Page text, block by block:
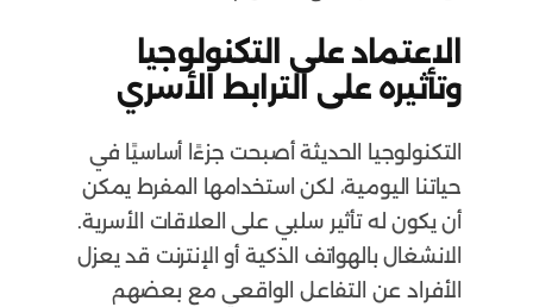
الاعتماد على التكنولوجيا
وتأثيره على الترابط الأسري
التكنولوجيا الحديثة أصبحت جزءًا أساسيًا في
حياتنا اليومية، لكن استخدامها المفرط يمكن
أن يكون له تأثير سلبي على العلاقات الأسرية.
الانشغال بالهواتف الذكية أو الإنترنت قد يعزل
الأفراد عن التفاعل الواقعي مع بعضهم